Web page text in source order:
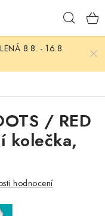
8.8. - 16.8.
/ RED
kolečka,
hodnocení